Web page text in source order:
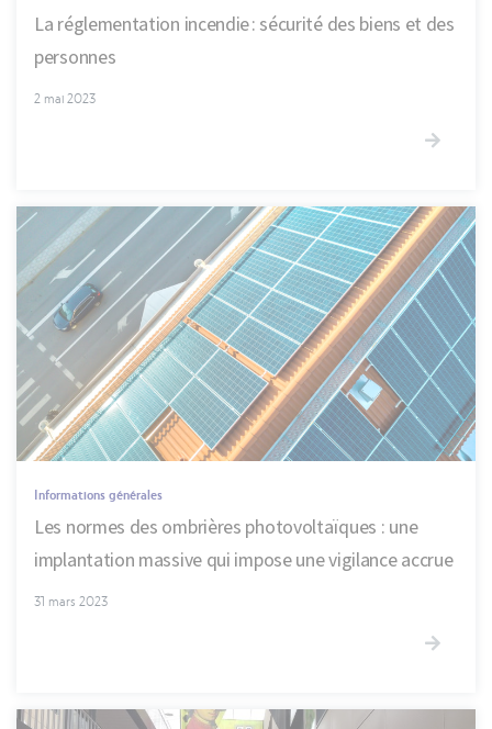
La réglementation incendie : sécurité des biens et des
personnes
2 mai 2023
Informations générales
Les normes des ombrières photovoltaïques : une
implantation massive qui impose une vigilance accrue
31 mars 2023